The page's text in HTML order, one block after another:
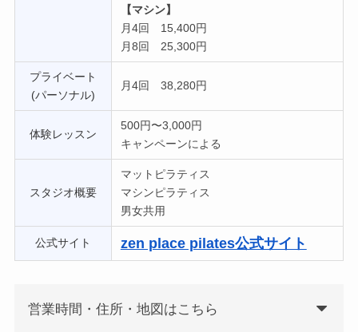
【マシン】
月4回 15,400円
月8回 25,300円
プライベート
(パーソナル)
月4回 38,280円
体験レッスン
500円〜3,000円
キャンペーンによる
スタジオ概要
マットピラティス
マシンピラティス
男女共用
公式サイト zen place pilates公式サイト
営業時間・住所・地図はこちら